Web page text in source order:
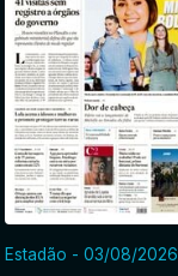
Estadão - 03/08/2026